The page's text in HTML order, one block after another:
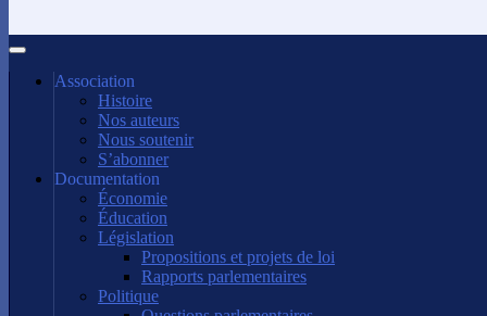
Association
Histoire
Nos auteurs
Nous soutenir
S’abonner
Documentation
Économie
Éducation
Législation
Propositions et projets de loi
Rapports parlementaires
Politique